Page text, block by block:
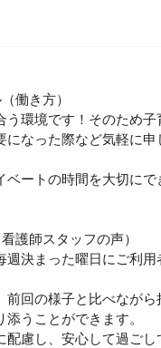
働き方）
う環境です！そのため子
になった際など気軽に
ベートの時間を大切にで
護師スタッフの声）
週決まった曜日にご利
前回の様子と比べなが
うことができます。
慮し、安心して過ごし